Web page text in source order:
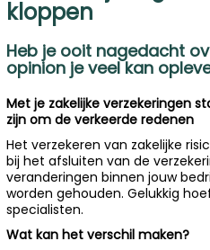
kloppen
Heb je ooit nagedacht
opinion je veel kan
Met je zakelijke verzekeringen
zijn om de verkeerde redenen
Het verzekeren van zakelijke
bij het afsluiten van de
veranderingen binnen jouw
worden gehouden. Gelukkig
specialisten.
Wat kan het verschil maken?